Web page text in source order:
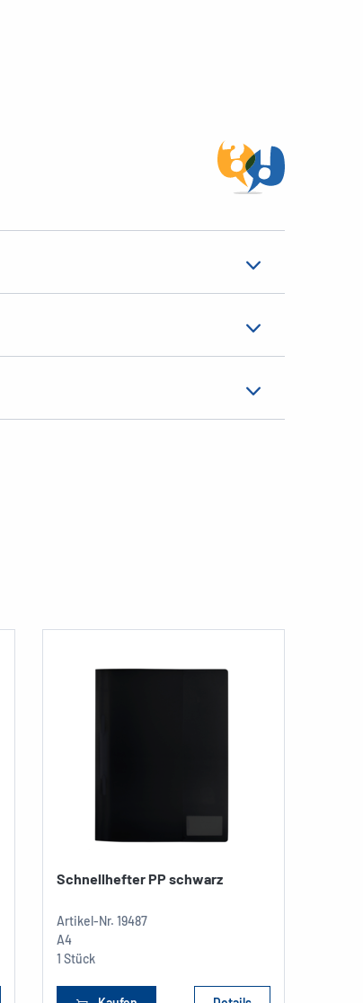
Schnellhefter PP schwarz
Artikel-Nr. 19487
A4
1 Stück